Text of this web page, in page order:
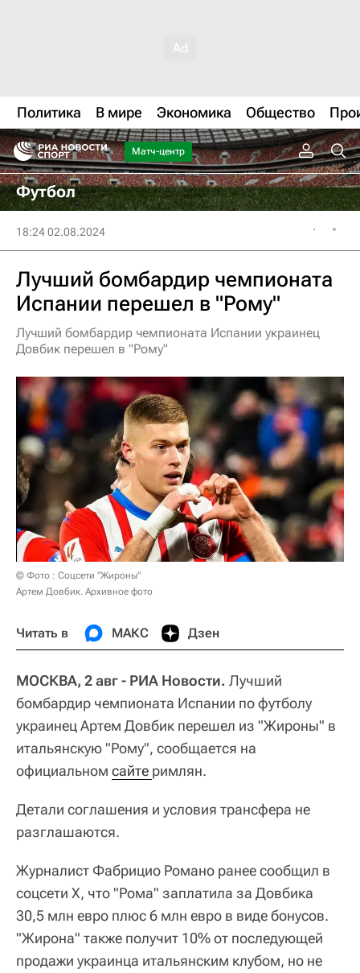
Политика В мире Экономика Общество
Матч-центр
Футбол
18:24 02.08.2024
Лучший бомбардир чемпионата
Испании перешел в "Рому"
Лучший бомбардир чемпионата Испании украинец
Довбик перешел в "Рому"
© Фото : Соцсети "Жироны"
Артем Довбик. Архивное фото
Читать в МАКС Дзен
МОСКВА, 2 авг - РИА Новости. Лучший
бомбардир чемпионата Испании по футболу
украинец Артем Довбик перешел из "Жироны" в
итальянскую "Рому", сообщается на
официальном сайте римлян.
Детали соглашения и условия трансфера не
разглашаются.
Журналист Фабрицио Романо ранее сообщил в
соцсети X, что "Рома" заплатила за Довбика
30,5 млн евро плюс 6 млн евро в виде бонусов.
"Жирона" также получит 10% от последующей
продажи украинца итальянским клубом, но не